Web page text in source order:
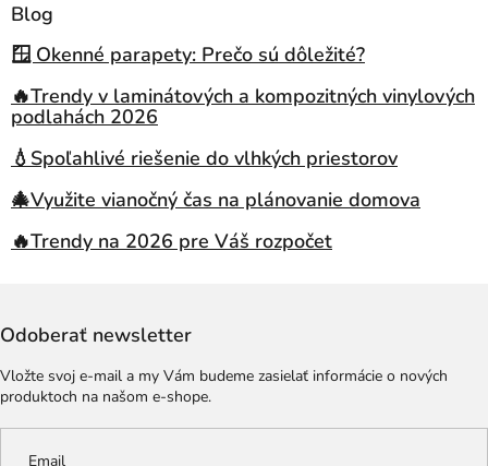
Blog
🪟 Okenné parapety: Prečo sú dôležité?
🔥Trendy v laminátových a kompozitných vinylových
podlahách 2026
💧Spoľahlivé riešenie do vlhkých priestorov
🎄Využite vianočný čas na plánovanie domova
🔥Trendy na 2026 pre Váš rozpočet
Odoberať newsletter
Vložte svoj e-mail a my Vám budeme zasielať informácie o nových
produktoch na našom e-shope.
Email